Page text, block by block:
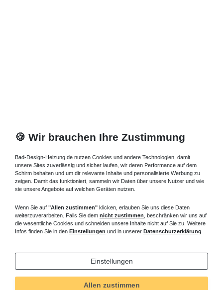
121
🍪 Wir brauchen Ihre Zustimmung
Bad-Design-Heizung.de nutzen Cookies und andere Technologien, damit
unsere Sites zuverlässig und sicher laufen, wir deren Performance auf dem
Schirm behalten und um dir relevante Inhalte und personalisierte Werbung zu
zeigen. Damit das funktioniert, sammeln wir Daten über unsere Nutzer und wie
sie unsere Angebote auf welchen Geräten nutzen.
Wenn Sie auf "Allen zustimmen" klicken, erlauben Sie uns diese Daten
weiterzuverarbeiten. Falls Sie dem nicht zustimmen , beschränken wir uns auf
die wesentliche Cookies und schneiden unsere Inhalte nicht auf Sie zu. Weitere
Infos finden Sie in den Einstellungen und in unserer Datenschutzerklärung
Einstellungen
Allen zustimmen